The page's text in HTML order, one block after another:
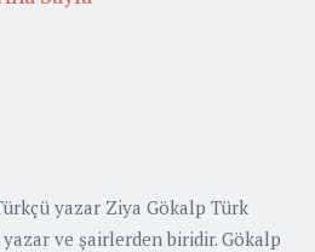
yazar Ziya Gökalp Türk
ve şairlerden biridir. Gökalp